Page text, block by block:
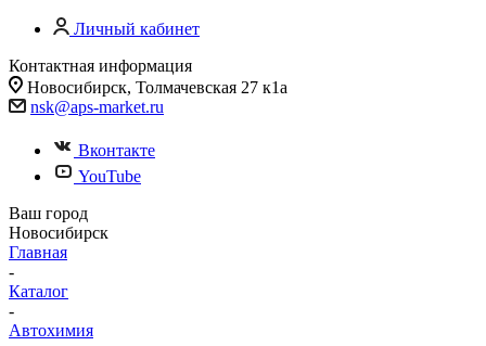
Личный кабинет
Контактная информация
Новосибирск, Толмачевская 27 к1а
nsk@aps-market.ru
Вконтакте
YouTube
Ваш город
Новосибирск
Главная
-
Каталог
-
Автохимия